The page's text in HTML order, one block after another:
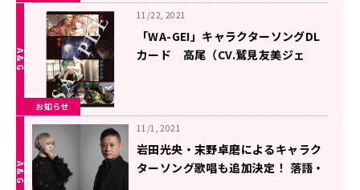
お知らせ
11/22, 2021
「WA-GEI」キャラクターソングDL
カード 高尾（CV.鷲見友美ジェ
売が決定
11/1, 2021
岩田光央・末野卓磨によるキャラク
ターソング歌唱も追加決定！ 落語・